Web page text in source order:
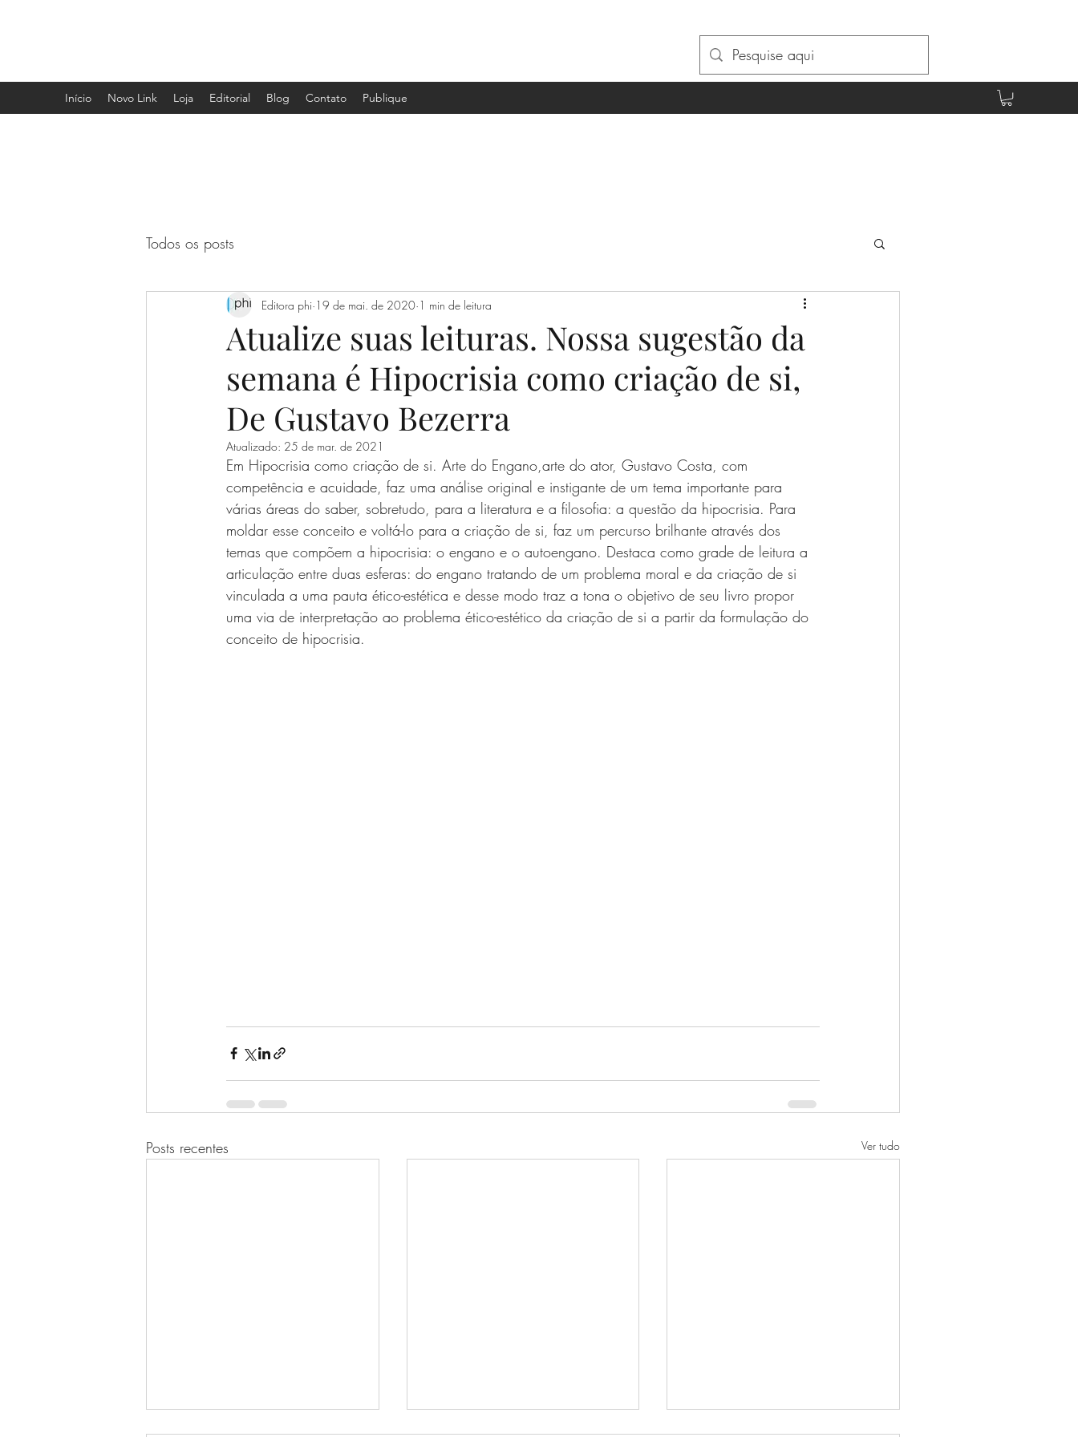
Início Novo Link Loja Editorial Blog Contato Publique
Todos os posts
Atualize suas leituras. Nossa sugestão da
semana é Hipocrisia como criação de si,
De Gustavo Bezerra
Editora phi 19 de mai. de 2020 1 min de leitura
Atualizado: 25 de mar. de 2021
Em Hipocrisia como criação de si. Arte do Engano,arte do ator, Gustavo Costa, com
competência e acuidade, faz uma análise original e instigante de um tema importante para
várias áreas do saber, sobretudo, para a literatura e a filosofia: a questão da hipocrisia. Para
moldar esse conceito e voltá-lo para a criação de si, faz um percurso brilhante através dos
temas que compõem a hipocrisia: o engano e o autoengano. Destaca como grade de leitura a
articulação entre duas esferas: do engano tratando de um problema moral e da criação de si
vinculada a uma pauta ético-estética e desse modo traz a tona o objetivo de seu livro propor
uma via de interpretação ao problema ético-estético da criação de si a partir da formulação do
conceito de hipocrisia.
Posts recentes Ver tudo